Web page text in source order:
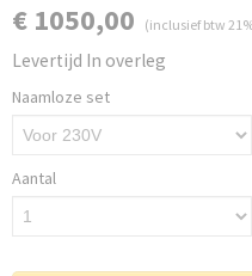
€ 1050,00 (inclusief btw
Levertijd In overleg
Naamloze set
Aantal